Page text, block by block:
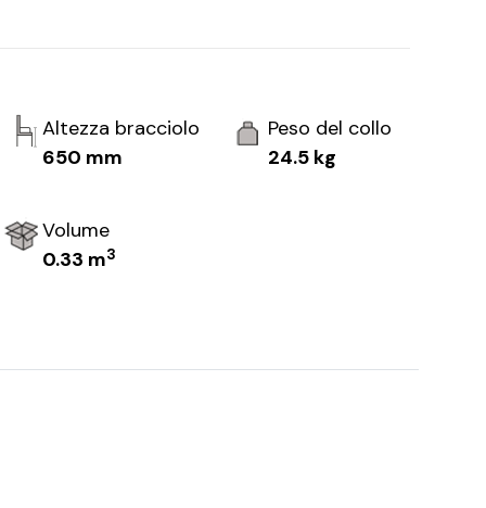
Altezza bracciolo
650 mm
Peso del collo
24.5 kg
Volume
0.33 m3